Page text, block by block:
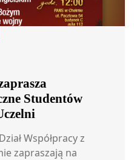
Studentów
Współpracy z
zapraszają na